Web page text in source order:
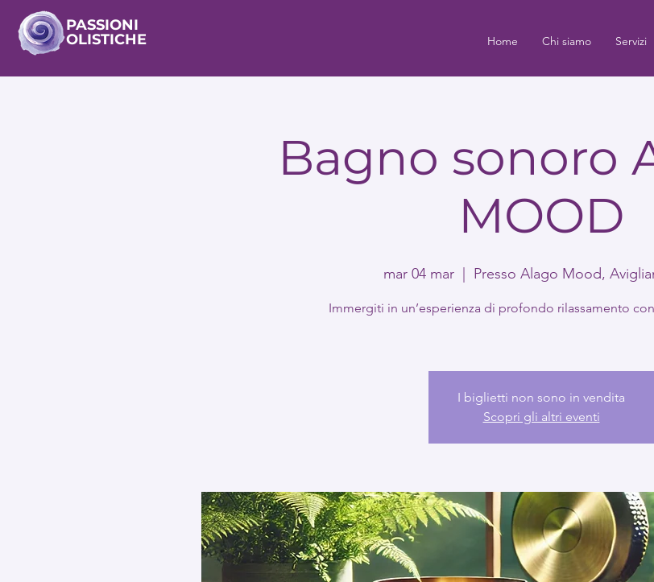
PASSIONI
OLISTICHE
Home Chi siamo Servizi
Bagno sonoro
MOOD
mar 04 mar Presso Alago Mood,
Immergiti in un’esperienza di profondo rilassamento
I biglietti non sono in vendita
Scopri gli altri eventi